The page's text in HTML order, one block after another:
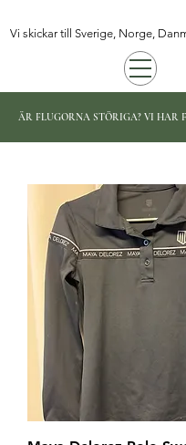
Vi skickar till Sverige, Norge,
ÄR FLUGORNA STÖRIGA? VI HAR